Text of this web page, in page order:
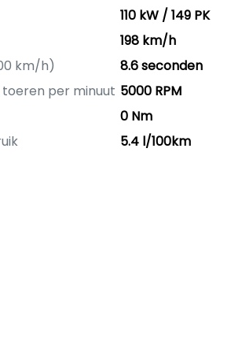
110 kW / 149 PK
198 km/h
km/h)
8.6 seconden
per minuut 5000 RPM
0 Nm
5.4 l/100km